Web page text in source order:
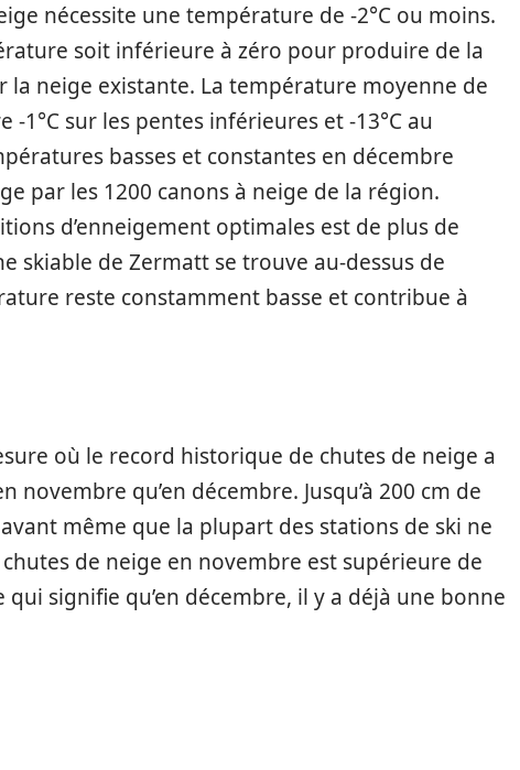
nécessite une température de -2°C ou moins.
soit inférieure à zéro pour produire de la
neige existante. La température moyenne de
1°C sur les pentes inférieures et -13°C au
basses et constantes en décembre
par les 1200 canons à neige de la région.
d’enneigement optimales est de plus de
skiable de Zermatt se trouve au-dessus de
reste constamment basse et contribue à
où le record historique de chutes de neige a
qu’en décembre. Jusqu’à 200 cm de
même que la plupart des stations de ski ne
de neige en novembre est supérieure de
signifie qu’en décembre, il y a déjà une bonne